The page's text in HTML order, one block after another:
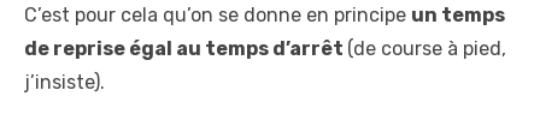
C’est pour cela qu’on se donne en principe un temps
de reprise égal au temps d’arrêt (de course à pied,
j’insiste).